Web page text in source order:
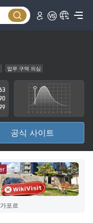
업무 구역 의심
공식 사이트
포르